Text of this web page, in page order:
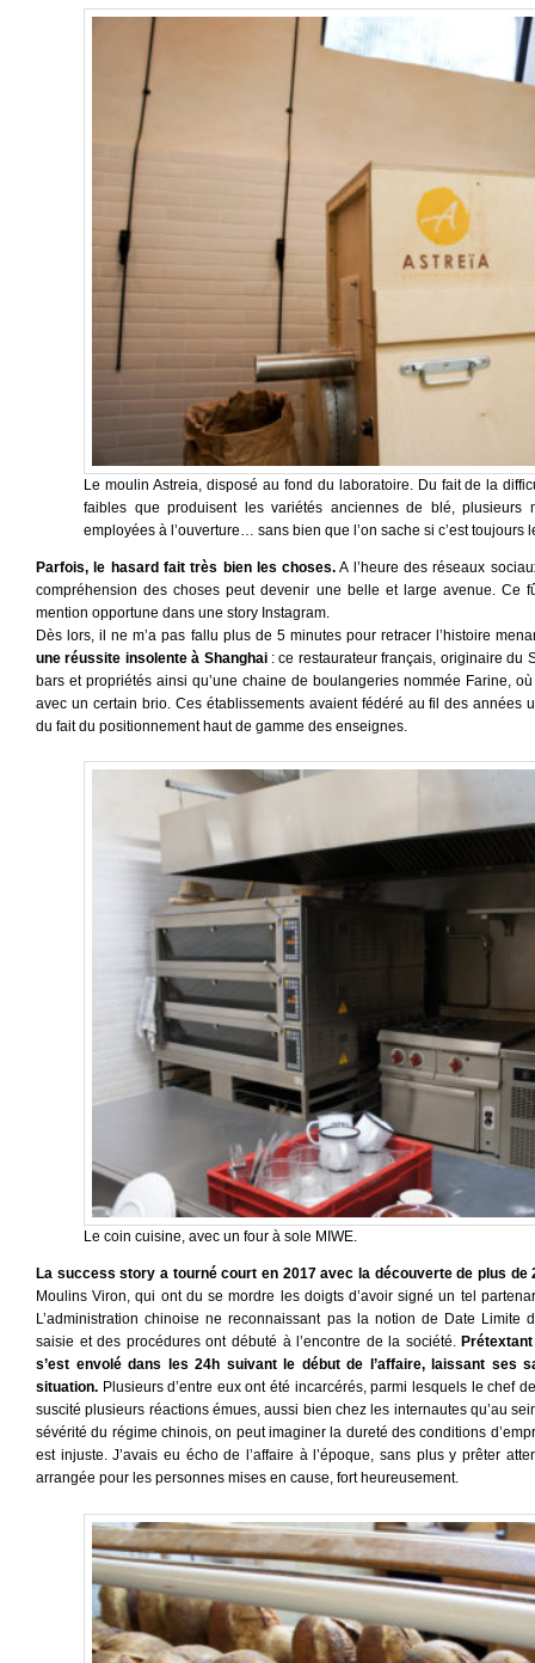
Le moulin Astreia, disposé au fond du laboratoire. Du fait de la
faibles que produisent les variétés anciennes de blé, plusieurs
employées à l’ouverture… sans bien que l’on sache si c’est toujours
Parfois, le hasard fait très bien les choses. A l’heure des réseaux
compréhension des choses peut devenir une belle et large avenue. Ce
mention opportune dans une story Instagram.
Dès lors, il ne m’a pas fallu plus de 5 minutes pour retracer l’histoire
une réussite insolente à Shanghai: ce restaurateur français, originaire du
bars et propriétés ainsi qu’une chaine de boulangeries nommée Farine,
avec un certain brio. Ces établissements avaient fédéré au fil des années
du fait du positionnement haut de gamme des enseignes.
Le coin cuisine, avec un four à sole MIWE.
La success story a tourné court en 2017 avec la découverte de plus
Moulins Viron, qui ont du se mordre les doigts d’avoir signé un tel
L’administration chinoise ne reconnaissant pas la notion de Date Limite
saisie et des procédures ont débuté à l’encontre de la société.
s’est envolé dans les 24h suivant le début de l’affaire, laissant ses
situation. Plusieurs d’entre eux ont été incarcérés, parmi lesquels le chef
suscité plusieurs réactions émues, aussi bien chez les internautes qu’au
sévérité du régime chinois, on peut imaginer la dureté des conditions
est injuste. J’avais eu écho de l’affaire à l’époque, sans plus y prêter
arrangée pour les personnes mises en cause, fort heureusement.